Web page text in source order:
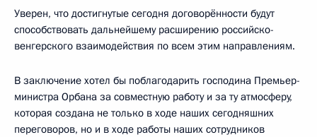
Уверен, что достигнутые сегодня договорённости будут
способствовать дальнейшему расширению российско-
венгерского взаимодействия по всем этим направлениям.
В заключение хотел бы поблагодарить господина Премьер-
министра Орбана за совместную работу и за ту атмосферу,
которая создана не только в ходе наших сегодняшних
переговоров, но и в ходе работы наших сотрудников